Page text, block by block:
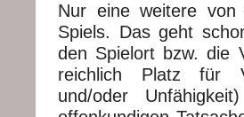
Nur eine weitere von
Spiels. Das geht
den Spielort bzw. die
reichlich Platz für
und/oder